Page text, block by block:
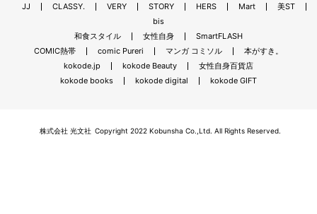
JJ CLASSY. VERY STORY HERS Mart
美ST
bis
和食スタイル
女性自身
SmartFLASH
COMIC熱帯
comic Pureri マンガ コミソル
本がすき。
kokode.jp
kokode Beauty
女性自身百貨店
kokode books
kokode digital kokode GIFT
株式会社 光文社 Copyright 2022 Kobunsha Co.,Ltd. All Rights Reserved.